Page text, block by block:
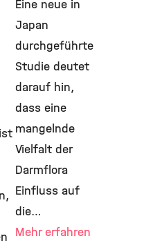
Eine neue in
Japan
durchgeführte
Studie deutet
darauf hin,
dass eine
mangelnde
Vielfalt der
Darmflora
Einfluss auf
die…
Mehr erfahren